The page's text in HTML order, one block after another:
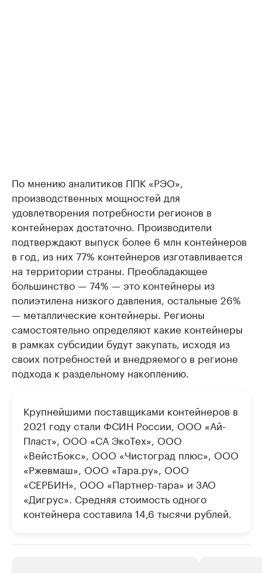
По мнению аналитиков ППК «РЭО»,
производственных мощностей для
удовлетворения потребности регионов в
контейнерах достаточно. Производители
подтверждают выпуск более 6 млн контейнеров
в год, из них 77% контейнеров изготавливается
на территории страны. Преобладающее
большинство — 74% — это контейнеры из
полиэтилена низкого давления, остальные 26%
— металлические контейнеры. Регионы
самостоятельно определяют какие контейнеры
в рамках субсидии будут закупать, исходя из
своих потребностей и внедряемого в регионе
подхода к раздельному накоплению.
Крупнейшими поставщиками контейнеров в
2021 году стали ФСИН России, ООО «Ай-
Пласт», ООО «СА ЭкоТех», ООО
«ВейстБокс», ООО «Чистоград плюс», ООО
«Ржевмаш», ООО «Тара.ру», ООО
«СЕРБИН», ООО «Партнер-тара» и ЗАО
«Дигрус». Средняя стоимость одного
контейнера составила 14,6 тысячи рублей.